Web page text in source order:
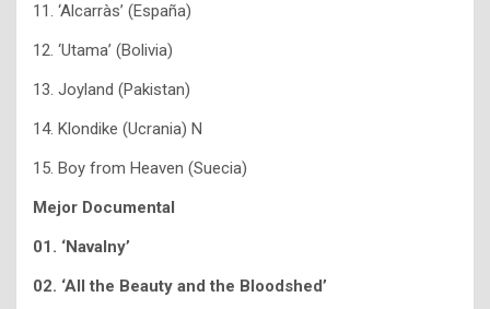
11. ‘Alcarràs’ (España)
12. ‘Utama’ (Bolivia)
13. Joyland (Pakistan)
14. Klondike (Ucrania) N
15. Boy from Heaven (Suecia)
Mejor Documental
01. ‘Navalny’
02. ‘All the Beauty and the Bloodshed’